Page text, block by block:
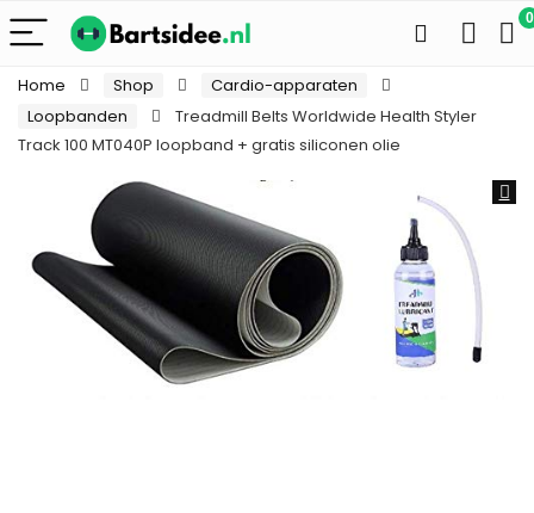
0
Home Shop
Cardio-apparaten
Loopbanden
Treadmill Belts Worldwide Health Styler
Track 100 MT040P loopband + gratis siliconen olie